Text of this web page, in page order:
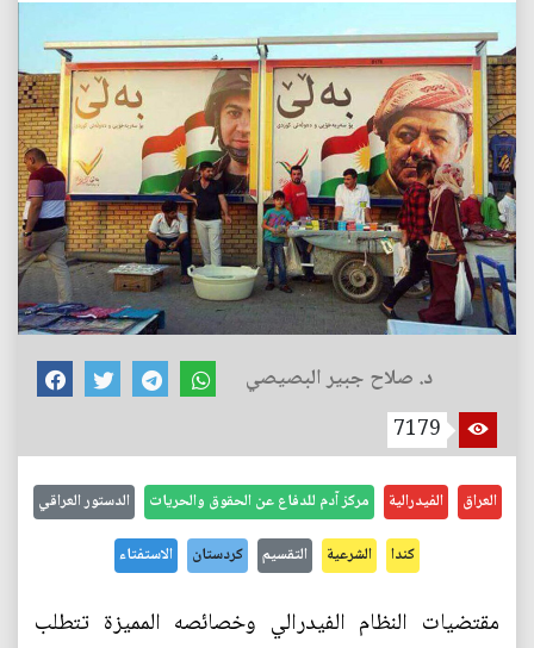
د. صلاح جبير البصيصي
7179
العراق الفيدرالية مركز آدم للدفاع عن الحقوق والحريات الدستور العراقي
كندا الشرعية التقسيم كردستان الاستفتاء
مقتضيات النظام الفيدرالي وخصائصه المميزة تتطلب